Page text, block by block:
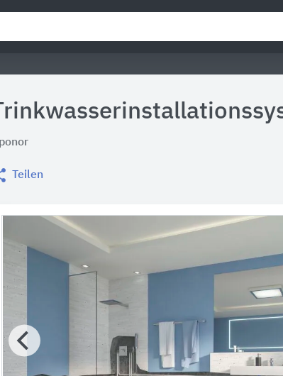
Teilen